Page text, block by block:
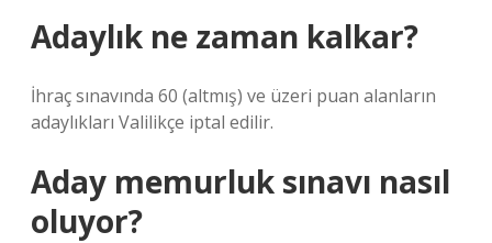
Adaylık ne zaman kalkar?
İhraç sınavında 60 (altmış) ve üzeri puan alanların
adaylıkları Valilikçe iptal edilir.
Aday memurluk sınavı nasıl
oluyor?